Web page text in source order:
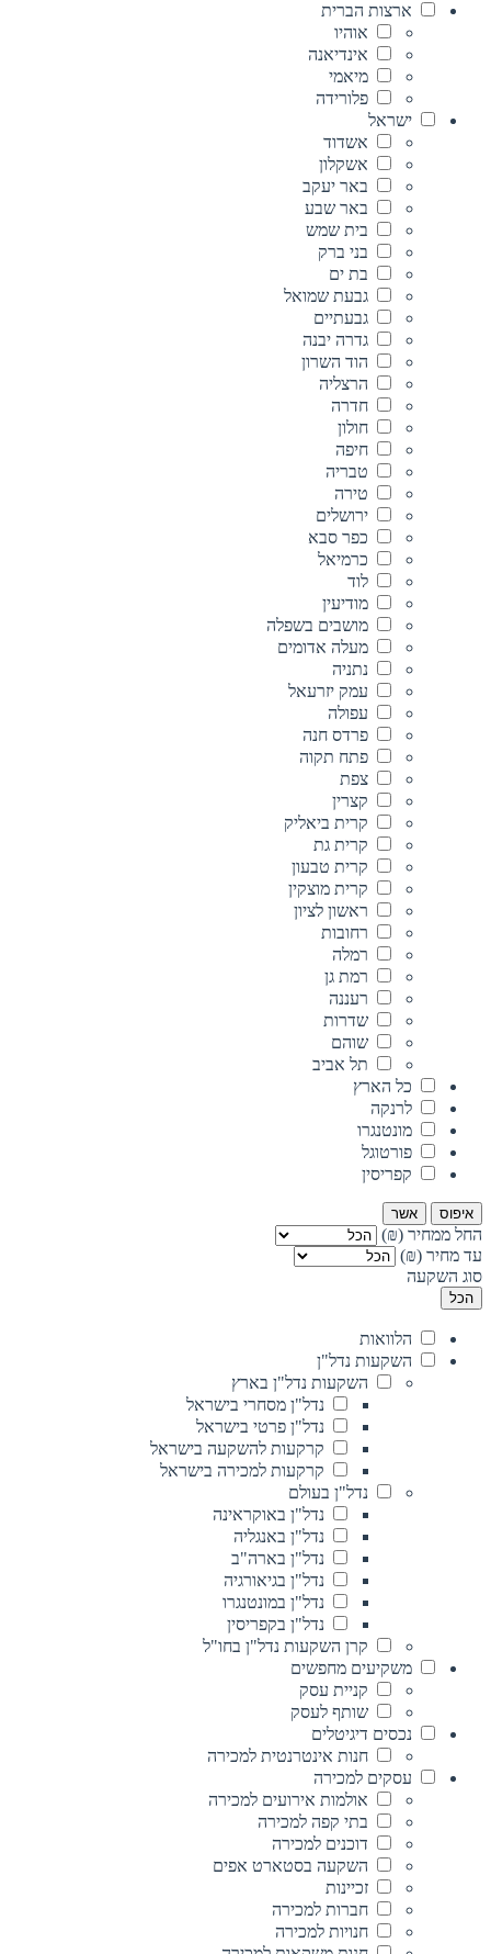
ארצות הברית
אוהיו
אינדיאנה
מיאמי
פלורידה
ישראל
אשדוד
אשקלון
באר יעקב
באר שבע
בית שמש
בני ברק
בת ים
גבעת שמואל
גבעתיים
גדרה יבנה
הוד השרון
הרצליה
חדרה
חולון
חיפה
טבריה
טירה
ירושלים
כפר סבא
כרמיאל
לוד
מודיעין
מושבים בשפלה
מעלה אדומים
נתניה
עמק יזרעאל
עפולה
פרדס חנה
פתח תקוה
צפת
קצרין
קרית ביאליק
קרית גת
קרית טבעון
קרית מוצקין
ראשון לציון
רחובות
רמלה
רמת גן
רעננה
שדרות
שוהם
תל אביב
כל הארץ
לרנקה
מונטנגרו
פורטוגל
קפריסין
איפוס אשר
החל ממחיר (₪)
עד מחיר (₪)
סוג השקעה
הכל
הלוואות
השקעות נדל"ן
השקעות נדל"ן בארץ
נדל"ן מסחרי בישראל
נדל"ן פרטי בישראל
קרקעות להשקעה בישראל
קרקעות למכירה בישראל
נדל"ן בעולם
נדל"ן באוקראינה
נדל"ן באנגליה
נדל"ן בארה"ב
נדל"ן בגיאורגיה
נדל"ן במונטנגרו
נדל"ן בקפריסין
קרן השקעות נדל"ן בחו"ל
משקיעים מחפשים
קניית עסק
שותף לעסק
נכסים דיגיטלים
חנות אינטרנטית למכירה
עסקים למכירה
אולמות אירועים למכירה
בתי קפה למכירה
דוכנים למכירה
השקעה בסטארט אפים
זכיינות
חברות למכירה
חנויות למכירה